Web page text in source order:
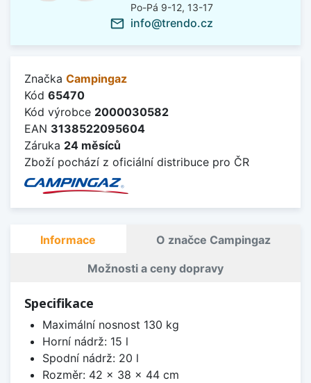
Po-Pá 9-12, 13-17
mail_outline info@trendo.cz
Značka Campingaz
Kód 65470
Kód výrobce 2000030582
EAN 3138522095604
Záruka 24 měsíců
Zboží pochází z oficiální distribuce pro ČR
Informace O značce Campingaz
Možnosti a ceny dopravy
Specifikace
Maximální nosnost 130 kg
Horní nádrž: 15 l
Spodní nádrž: 20 l
Rozměr: 42 x 38 x 44 cm